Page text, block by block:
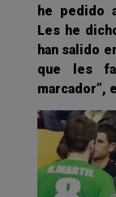
he pedido
Les he
han salido
que les
marcador”,